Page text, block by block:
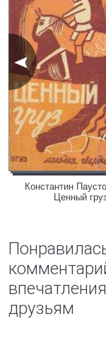
Константин
Ценный
друзьям